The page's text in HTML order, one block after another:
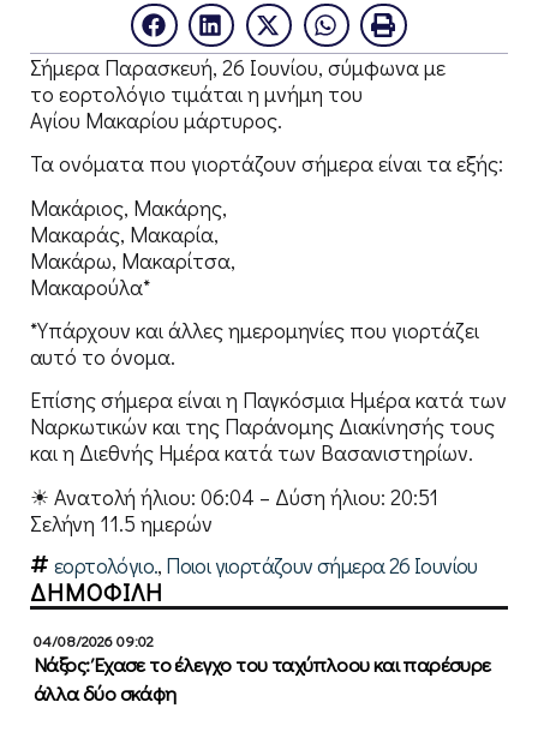
Σήμερα Παρασκευή, 26 Ιουνίου, σύμφωνα με
το εορτολόγιο τιμάται η μνήμη του
Αγίου Μακαρίου μάρτυρος.
Τα ονόματα που γιορτάζουν σήμερα είναι τα εξής:
Μακάριος, Μακάρης,
Μακαράς, Μακαρία,
Μακάρω, Μακαρίτσα,
Μακαρούλα*
*Υπάρχουν και άλλες ημερομηνίες που γιορτάζει
αυτό το όνομα.
Επίσης σήμερα είναι η Παγκόσμια Ημέρα κατά των
Ναρκωτικών και της Παράνομης Διακίνησής τους
και η Διεθνής Ημέρα κατά των Βασανιστηρίων.
☀ Ανατολή ήλιου: 06:04 – Δύση ήλιου: 20:51
Σελήνη 11.5 ημερών
εορτολόγιο., Ποιοι γιορτάζουν σήμερα 26 Ιουνίου
ΔΗΜΟΦΙΛΗ
04/08/2026 09:02
Νάξος: Έχασε το έλεγχο του ταχύπλοου και παρέσυρε
άλλα δύο σκάφη